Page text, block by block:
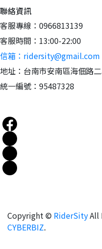
聯絡資訊
客服專線：0966813139
客服時間：13:00-22:00
信箱：ridersity@gmail.com
地址：台南市安南區海佃路
統一編號：95487328
Copyright © RiderSityAll
CYBERBIZ.